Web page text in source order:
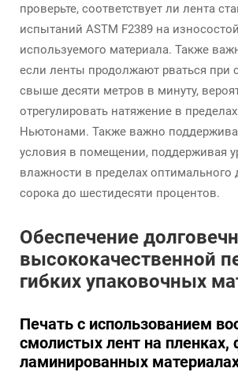
проверьте, соответствует ли лента
испытаний ASTM F2389 на
используемого материала. Также
если ленты продолжают рваться при
свыше десяти метров в минуту,
отрегулировать натяжение в
Ньютонами. Также важно
условия в помещении, поддерживая
влажности в пределах оптимального
сорока до шестидесяти процентов.
Обеспечение
высококачественной
гибких упаковочных
Печать с использованием
смолистых лент на пленках,
ламинированных